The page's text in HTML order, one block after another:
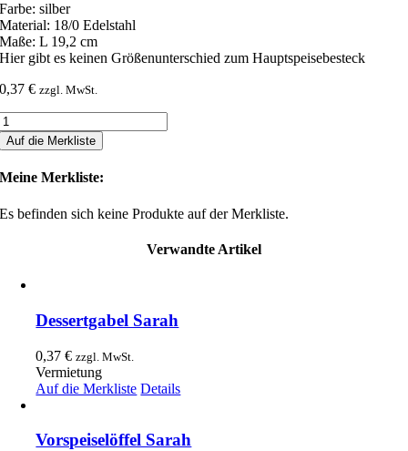
Farbe: silber
Material: 18/0 Edelstahl
Maße: L 19,2 cm
Hier gibt es keinen Größenunterschied zum Hauptspeisebesteck
0,37€ zzgl. MwSt.
Auf die Merkliste
Meine Merkliste:
Es befinden sich keine Produkte auf der Merkliste.
Verwandte Artikel
Dessertgabel Sarah
0,37€ zzgl. MwSt.
Vermietung
Auf die Merkliste Details
Vorspeiselöffel Sarah